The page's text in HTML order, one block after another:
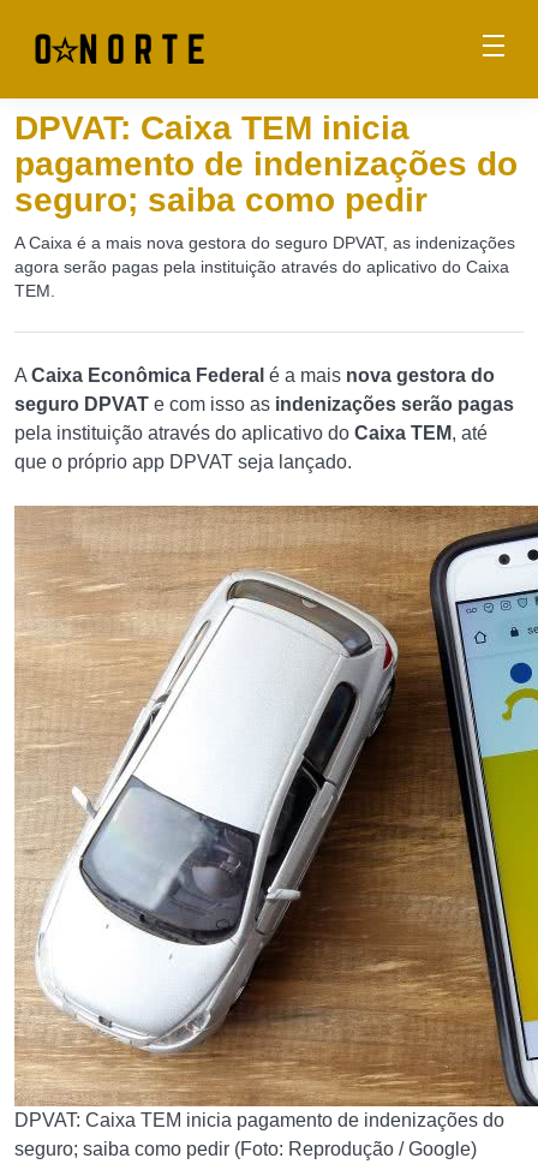
DPVAT: Caixa TEM inicia
pagamento de indenizações do
seguro; saiba como pedir
A Caixa é a mais nova gestora do seguro DPVAT, as indenizações
agora serão pagas pela instituição através do aplicativo do Caixa
TEM.
A Caixa Econômica Federal é a mais nova gestora do
seguro DPVAT e com isso as indenizações serão pagas
pela instituição através do aplicativo do Caixa TEM, até
que o próprio app DPVAT seja lançado.
DPVAT: Caixa TEM inicia pagamento de indenizações do
seguro; saiba como pedir (Foto: Reprodução / Google)